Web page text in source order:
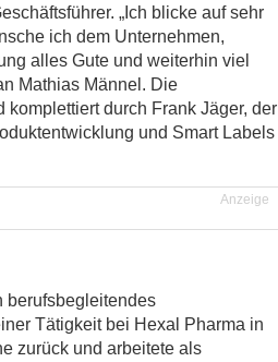
„Ich blicke auf sehr
ich dem Unternehmen,
alles Gute und weiterhin viel
Mathias Männel. Die
durch Frank Jäger, der
und Smart Labels
Anzeige
berufsbegleitendes
Tätigkeit bei Hexal Pharma in
zurück und arbeitete als